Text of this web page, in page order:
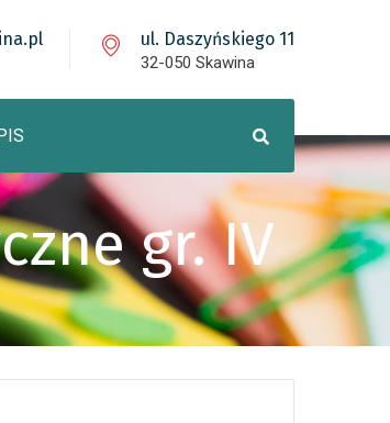
ul. Daszyńskiego 11
32-050 Skawina
gr. IV